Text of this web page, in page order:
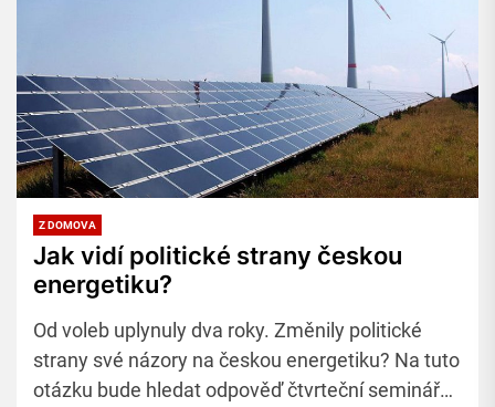
Z DOMOVA
Jak vidí politické strany českou
energetiku?
Od voleb uplynuly dva roky. Změnily politické
strany své názory na českou energetiku? Na tuto
otázku bude hledat odpověď čtvrteční seminář